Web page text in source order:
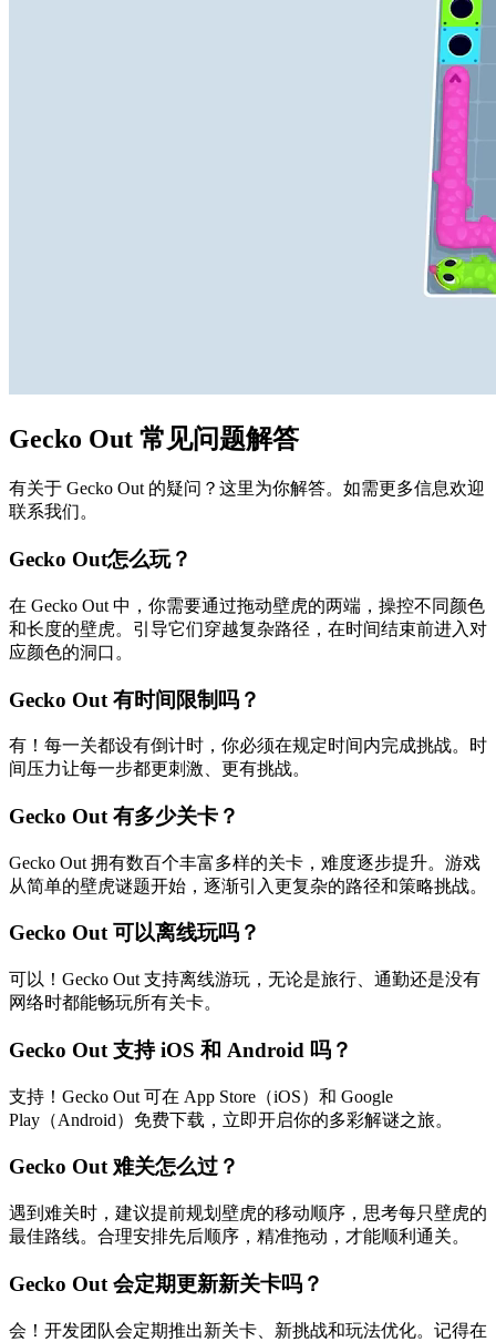
Gecko Out 常见问题解答
有关于 Gecko Out 的疑问？这里为你解答。如需更多信息欢迎
联系我们。
Gecko Out怎么玩？
在 Gecko Out 中，你需要通过拖动壁虎的两端，操控不同颜色
和长度的壁虎。引导它们穿越复杂路径，在时间结束前进入对
应颜色的洞口。
Gecko Out 有时间限制吗？
有！每一关都设有倒计时，你必须在规定时间内完成挑战。时
间压力让每一步都更刺激、更有挑战。
Gecko Out 有多少关卡？
Gecko Out 拥有数百个丰富多样的关卡，难度逐步提升。游戏
从简单的壁虎谜题开始，逐渐引入更复杂的路径和策略挑战。
Gecko Out 可以离线玩吗？
可以！Gecko Out 支持离线游玩，无论是旅行、通勤还是没有
网络时都能畅玩所有关卡。
Gecko Out 支持 iOS 和 Android 吗？
支持！Gecko Out 可在 App Store（iOS）和 Google
Play（Android）免费下载，立即开启你的多彩解谜之旅。
Gecko Out 难关怎么过？
遇到难关时，建议提前规划壁虎的移动顺序，思考每只壁虎的
最佳路线。合理安排先后顺序，精准拖动，才能顺利通关。
Gecko Out 会定期更新新关卡吗？
会！开发团队会定期推出新关卡、新挑战和玩法优化。记得在